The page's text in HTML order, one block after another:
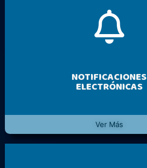
NOTIFICACIONES
ELECTRÓNICAS
Ver Más